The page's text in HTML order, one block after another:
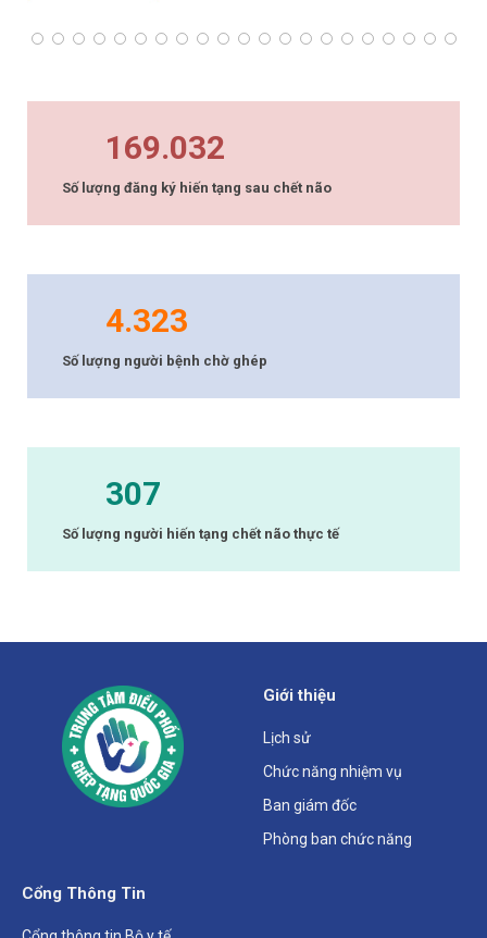
169.032
Số lượng đăng ký hiến tạng sau chết não
4.323
Số lượng người bệnh chờ ghép
307
Số lượng người hiến tạng chết não thực tế
Giới thiệu
Lịch sử
Chức năng nhiệm vụ
Ban giám đốc
Phòng ban chức năng
Cổng Thông Tin